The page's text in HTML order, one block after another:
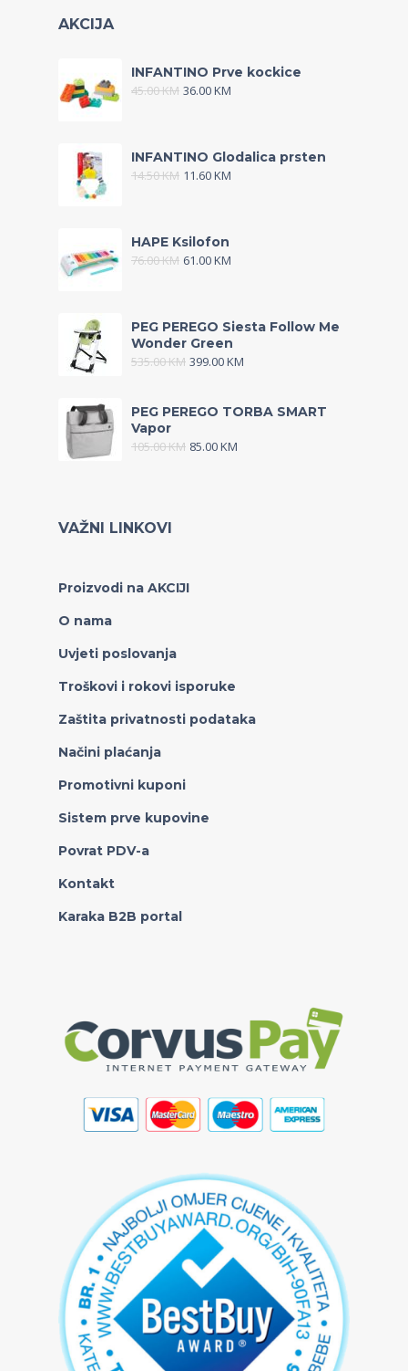
AKCIJA
INFANTINO Prve kockice
45.00KM 36.00KM
INFANTINO Glodalica prsten
14.50KM 11.60KM
HAPE Ksilofon
76.00KM 61.00KM
PEG PEREGO Siesta Follow Me
Wonder Green
535.00KM 399.00KM
PEG PEREGO TORBA SMART
Vapor
105.00KM 85.00KM
VAŽNI LINKOVI
Proizvodi na AKCIJI
O nama
Uvjeti poslovanja
Troškovi i rokovi isporuke
Zaštita privatnosti podataka
Načini plaćanja
Promotivni kuponi
Sistem prve kupovine
Povrat PDV-a
Kontakt
Karaka B2B portal